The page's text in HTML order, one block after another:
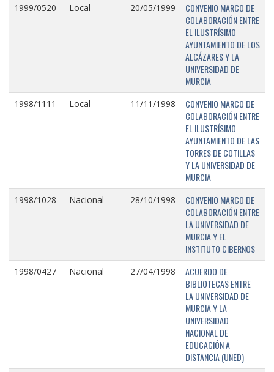
1999/0520 Local 20/05/1999
CONVENIO MARCO DE
COLABORACIÓN ENTRE
EL ILUSTRÍSIMO
AYUNTAMIENTO DE LOS
ALCÁZARES Y LA
UNIVERSIDAD DE
MURCIA
1998/1111 Local 11/11/1998
CONVENIO MARCO DE
COLABORACIÓN ENTRE
EL ILUSTRÍSIMO
AYUNTAMIENTO DE LAS
TORRES DE COTILLAS
Y LA UNIVERSIDAD DE
MURCIA
1998/1028 Nacional 28/10/1998
CONVENIO MARCO DE
COLABORACIÓN ENTRE
LA UNIVERSIDAD DE
MURCIA Y EL
INSTITUTO CIBERNOS
1998/0427 Nacional 27/04/1998
ACUERDO DE
BIBLIOTECAS ENTRE
LA UNIVERSIDAD DE
MURCIA Y LA
UNIVERSIDAD
NACIONAL DE
EDUCACIÓN A
DISTANCIA (UNED)